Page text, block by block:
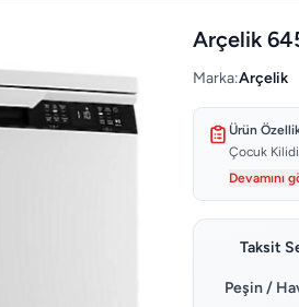
Arçelik
Marka:Arçelik
Ürün
Çocuk
Devamını
Taksit
Peşin /